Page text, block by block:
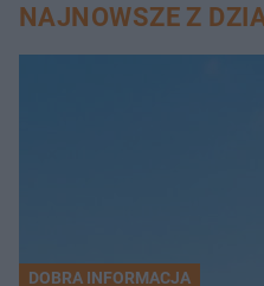
NAJNOWSZE Z
DOBRA INFORMACJA